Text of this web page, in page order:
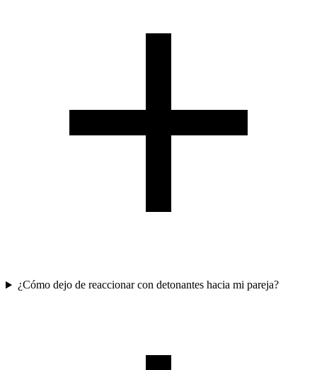
¿Cómo dejo de reaccionar con detonantes hacia mi pareja?